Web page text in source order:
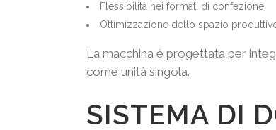
Flessibilità nei formati di confezione
Ottimizzazione dello spazio
La macchina è progettata per
come unità singola.
SISTEMA DI